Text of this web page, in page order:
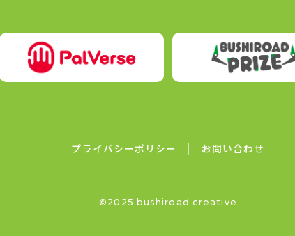
r
o
k
プライバシーポリシー お問い合わせ
©2025 bushiroad creative